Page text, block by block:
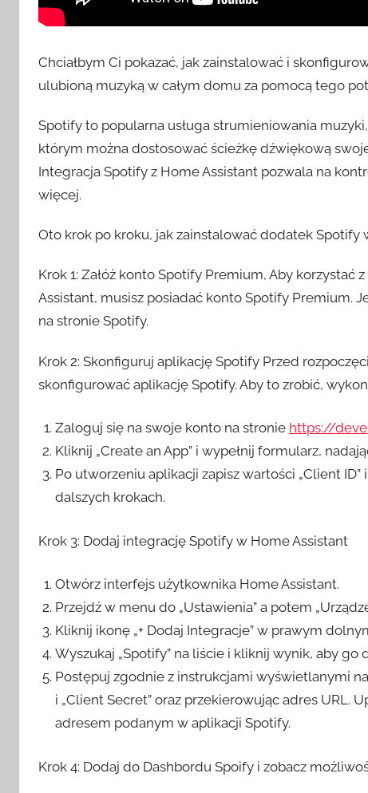
Chciałbym Ci pokazać, jak zainstalować i
ulubioną muzyką w całym domu za pomocą tego
Spotify to popularna usługa strumieniowania
którym można dostosować ścieżkę dźwiękową
Integracja Spotify z Home Assistant pozwala na
więcej.
Oto krok po kroku, jak zainstalować dodatek Spotify
Krok 1: Załóż konto Spotify Premium, Aby
Assistant, musisz posiadać konto Spotify Premium.
na stronie Spotify.
Krok 2: Skonfiguruj aplikację Spotify Przed
skonfigurować aplikację Spotify. Aby to zrobić,
Zaloguj się na swoje konto na stronie https://
Kliknij „Create an App” i wypełnij formularz,
Po utworzeniu aplikacji zapisz wartości „Client
dalszych krokach.
Krok 3: Dodaj integrację Spotify w Home Assistant
Otwórz interfejs użytkownika Home Assistant.
Przejdź w menu do „Ustawienia” a potem
Kliknij ikonę „+ Dodaj Integracje” w prawym
Wyszukaj „Spotify” na liście i kliknij wynik, aby go
Postępuj zgodnie z instrukcjami wyświetlanymi
i „Client Secret” oraz przekierowując adres URL.
adresem podanym w aplikacji Spotify.
Krok 4: Dodaj do Dashbordu Spoify i zobacz